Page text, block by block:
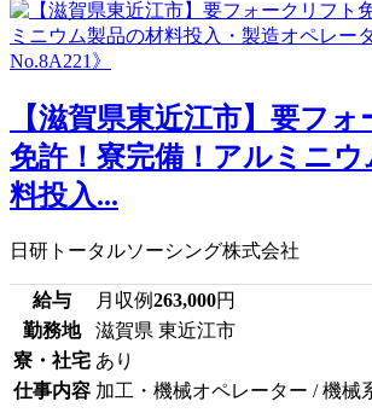
【滋賀県東近江市】要フォ
免許！寮完備！アルミニ
料投入...
日研トータルソーシング株式会社
給与 月収例263,000円
勤務地
滋賀県 東近江市
寮・社宅 あり
仕事内容 加工・機械オペレーター / 機械